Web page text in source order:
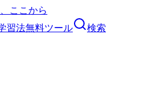
ここから
習法無料ツール 検索